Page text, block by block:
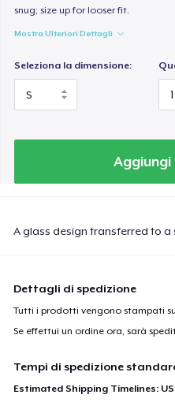
snug; size up for looser fit.
Mostra Ulteriori Dettagli
Seleziona la dimensione:
Aggiungi
A glass design transferred to a
Dettagli di spedizione
Tutti i prodotti vengono stampati
Se effettui un ordine ora, sarà
Tempi di spedizione
Estimated Shipping Timelines: